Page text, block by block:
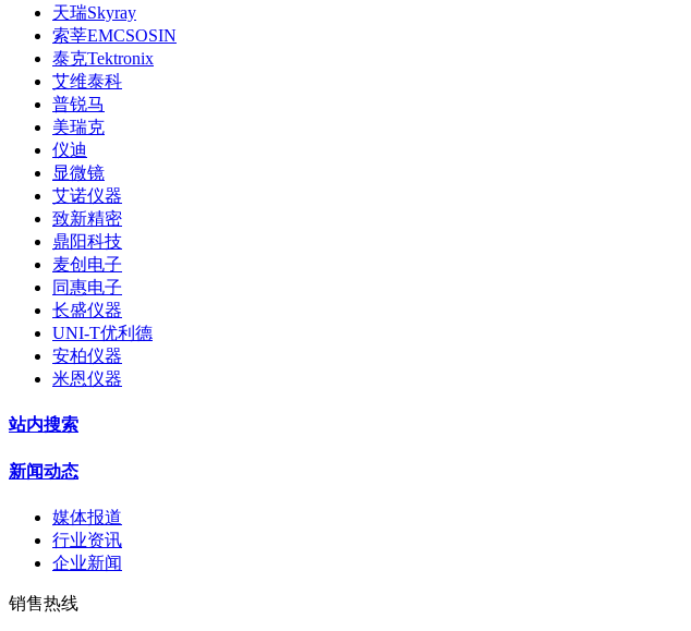
天瑞Skyray
索莘EMCSOSIN
泰克Tektronix
艾维泰科
普锐马
美瑞克
仪迪
显微镜
艾诺仪器
致新精密
鼎阳科技
麦创电子
同惠电子
长盛仪器
UNI-T优利德
安柏仪器
米恩仪器
站内搜索
新闻动态
媒体报道
行业资讯
企业新闻
销售热线